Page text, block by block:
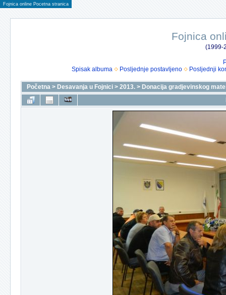
Fojnica online Pocetna stranica
Fojnica
(1999-
Spisak albuma
Posljednje postavljeno Posljednji
Početna > Desavanja u Fojnici > 2013. > Donacija gradjevinskog